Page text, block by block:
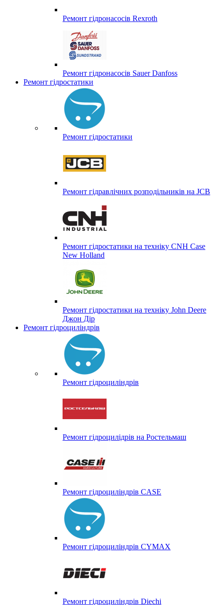
Ремонт гідронасосів Rexroth
Ремонт гідронасосів Sauer Danfoss
Ремонт гідростатики
Ремонт гідростатики
Ремонт гідравлічних розподільників на JCB
Ремонт гідростатики на техніку CNH Case
New Holland
Ремонт гідростатики на техніку John Deere
Джон Дір
Ремонт гідроциліндрів
Ремонт гідроциліндрів
Ремонт гідроцилідрів на Ростельмаш
Ремонт гідроциліндрів CASE
Ремонт гідроциліндрів CYMAX
Ремонт гідроциліндрів Diechi